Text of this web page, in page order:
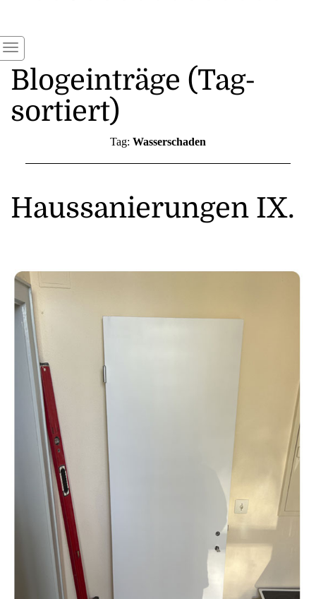
Blogeinträge (Tag-
sortiert)
Tag: Wasserschaden
Haussanierungen IX.